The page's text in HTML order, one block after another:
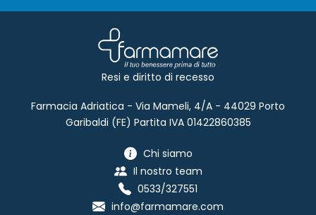
Resi e diritto di recesso
Farmacia Adriatica - Via Mameli, 4/A - 44029 Porto
Garibaldi (FE) Partita IVA 01422860385
Chi siamo
Il nostro team
0533/327551
info@farmamare.com